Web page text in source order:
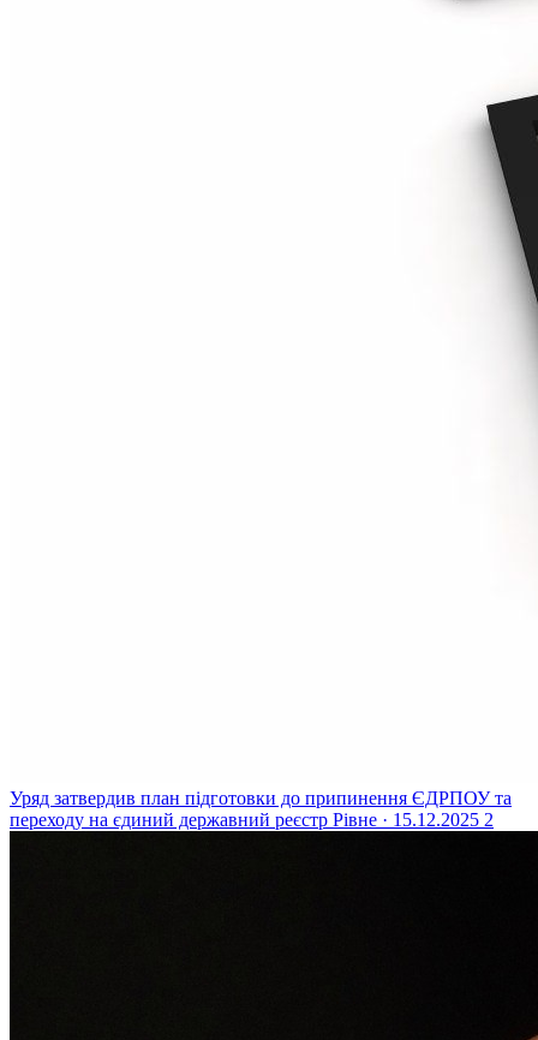
Уряд затвердив план підготовки до припинення ЄДРПОУ та
переходу на єдиний державний реєстр Рівне · 15.12.2025 2